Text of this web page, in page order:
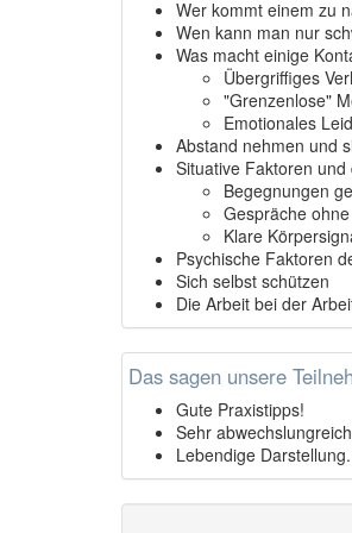
Wer kommt einem zu
Wen kann man nur
Was macht einige
Übergriffiges
"Grenzenlose"
Emotionales
Abstand nehmen und
Situative Faktoren
Begegnungen
Gespräche
Klare
Psychische Faktoren
Sich selbst schützen
Die Arbeit bei der
Das sagen unsere
Gute Praxistipps!
Sehr abwechslungreich
Lebendige Darstellung.